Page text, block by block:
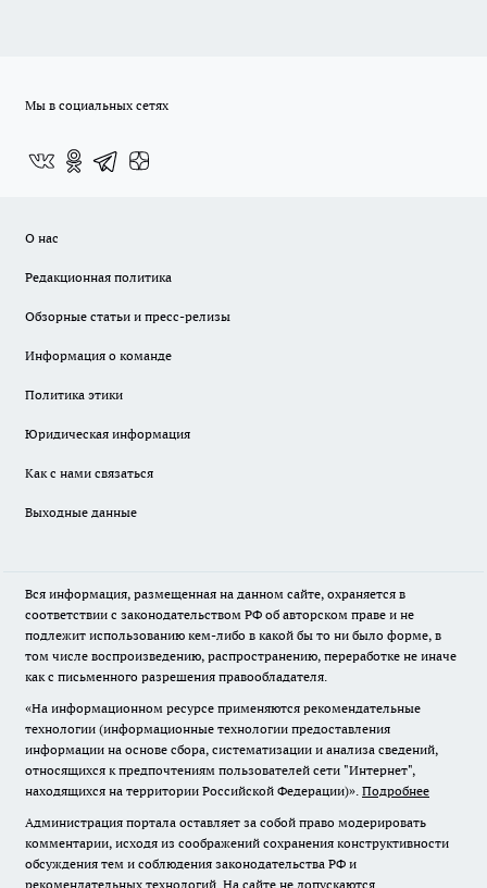
Мы в социальных сетях
О нас
Редакционная политика
Обзорные статьи и пресс-релизы
Информация о команде
Политика этики
Юридическая информация
Как с нами связаться
Выходные данные
Вся информация, размещенная на данном сайте, охраняется в
соответствии с законодательством РФ об авторском праве и не
подлежит использованию кем-либо в какой бы то ни было форме, в
том числе воспроизведению, распространению, переработке не иначе
как с письменного разрешения правообладателя.
«На информационном ресурсе применяются рекомендательные
технологии (информационные технологии предоставления
информации на основе сбора, систематизации и анализа сведений,
относящихся к предпочтениям пользователей сети "Интернет",
находящихся на территории Российской Федерации)». Подробнее
Администрация портала оставляет за собой право модерировать
комментарии, исходя из соображений сохранения конструктивности
обсуждения тем и соблюдения законодательства РФ и
рекомендательных технологий. На сайте не допускаются